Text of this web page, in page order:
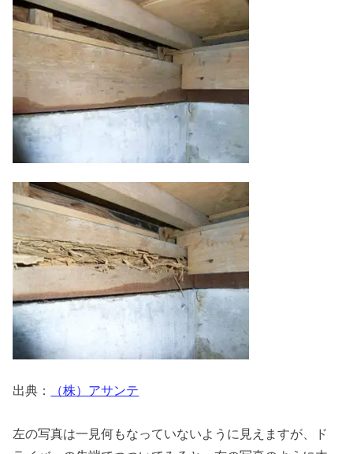
出典： （株）アサンテ
左の写真は一見何もなっていないように見えますが、ド